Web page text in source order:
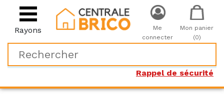
Rayons
Rappel de sécurité
Me
connecter
Mon panier
(0)